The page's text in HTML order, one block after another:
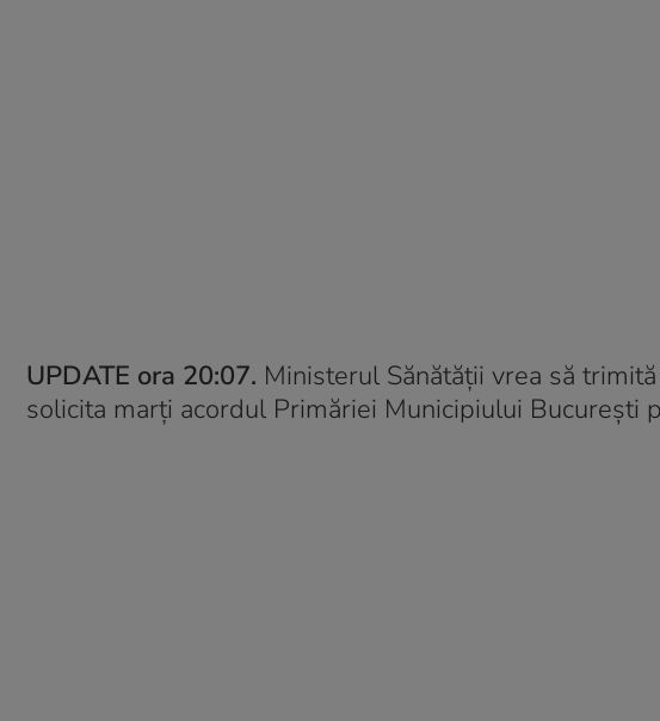
UPDATE ora 20:07. Ministerul Sănătății vrea să
solicita marți acordul Primăriei Municipiului Bucureşti